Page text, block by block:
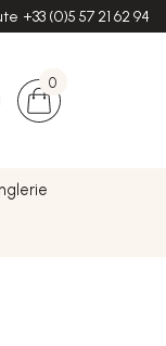
+33 (0)5 57 21 62 94
0